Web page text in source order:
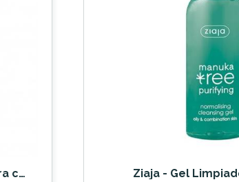
Ziaja - Mascarilla Facial Limpiadora con Arcilla Gris Ziaja - Gel